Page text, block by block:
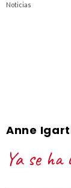
Noticias
Anne
Ya se ha